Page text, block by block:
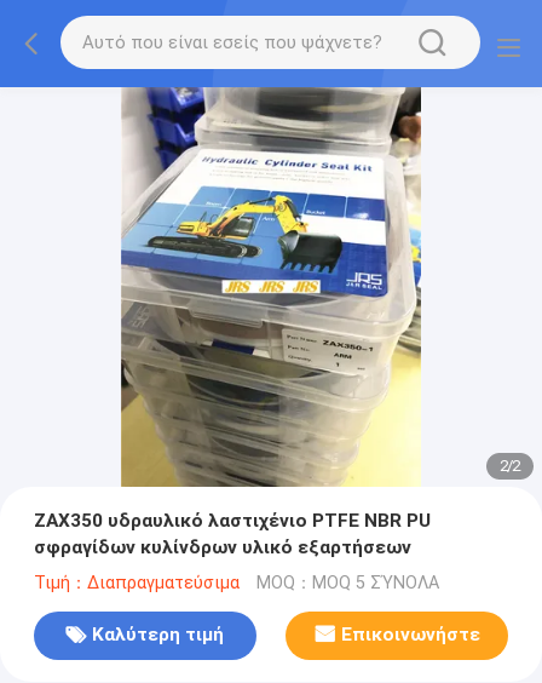
2/2
ZAX350 υδραυλικό λαστιχένιο PTFE NBR PU
σφραγίδων κυλίνδρων υλικό εξαρτήσεων
Τιμή：Διαπραγματεύσιμα MOQ：MOQ 5 ΣΎΝΟΛΑ
Καλύτερη τιμή Επικοινωνήστε